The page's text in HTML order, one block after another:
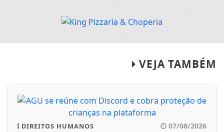
VEJA TAMBÉM
DIREITOS HUMANOS 07/08/2026